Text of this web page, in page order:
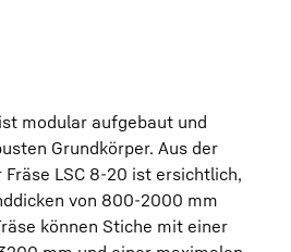
modular aufgebaut und
Grundkörper. Aus der
LSC 8-20 ist ersichtlich,
von 800-2000 mm
können Stiche mit einer